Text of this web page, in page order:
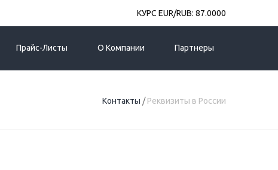
КУРС EUR/RUB: 87.0000
Прайс-Листы О Компании Партнеры
Контакты /Реквизиты в России